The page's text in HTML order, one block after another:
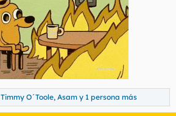
Timmy O´Toole, Asam y 1 persona más